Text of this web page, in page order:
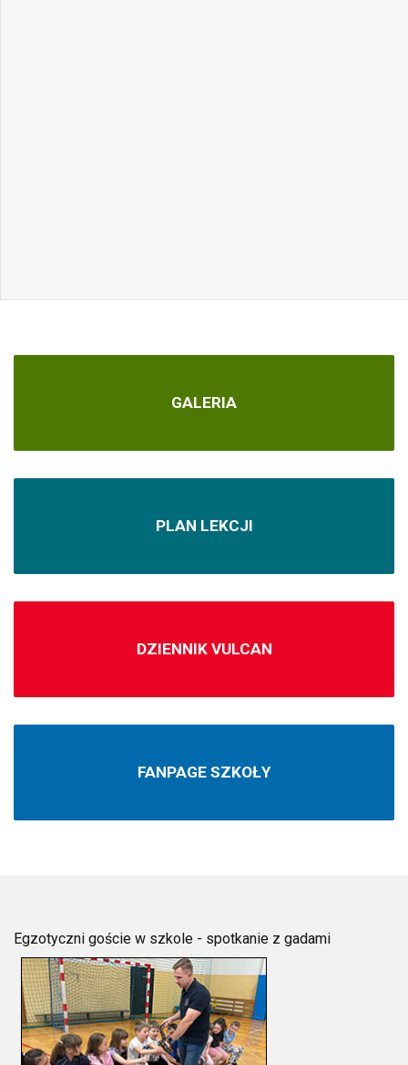
GALERIA
PLAN LEKCJI
DZIENNIK VULCAN
FANPAGE SZKOŁY
Egzotyczni goście w szkole - spotkanie z gadami